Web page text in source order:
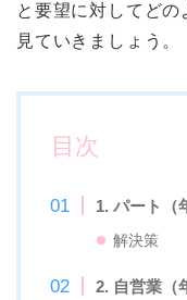
と要望に対してどの
見ていきましょう。
目次
1. パート（
解決策
2. 自営業（